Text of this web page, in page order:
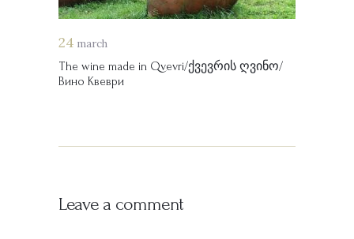
24 march
The wine made in Qvevri/ქვევრის ღვინო/
Вино Квеври
Leave a comment